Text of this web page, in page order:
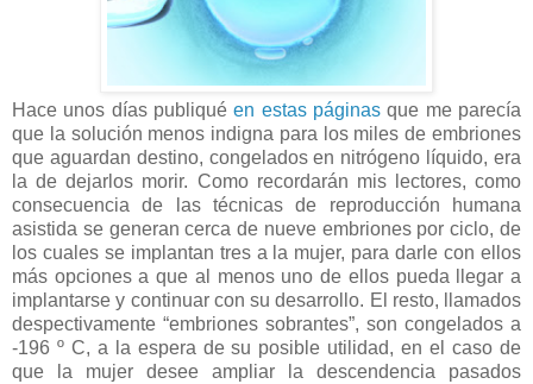
Hace unos días publiquéen estas páginas que me parecía
que la solución menos indigna para los miles de embriones
que aguardan destino, congelados en nitrógeno líquido, era
la de dejarlos morir. Como recordarán mis lectores, como
consecuencia de las técnicas de reproducción humana
asistida se generan cerca de nueve embriones por ciclo, de
los cuales se implantan tres a la mujer, para darle con ellos
más opciones a que al menos uno de ellos pueda llegar a
implantarse y continuar con su desarrollo. El resto, llamados
despectivamente “embriones sobrantes”, son congelados a
-196 º C, a la espera de su posible utilidad, en el caso de
que la mujer desee ampliar la descendencia pasados